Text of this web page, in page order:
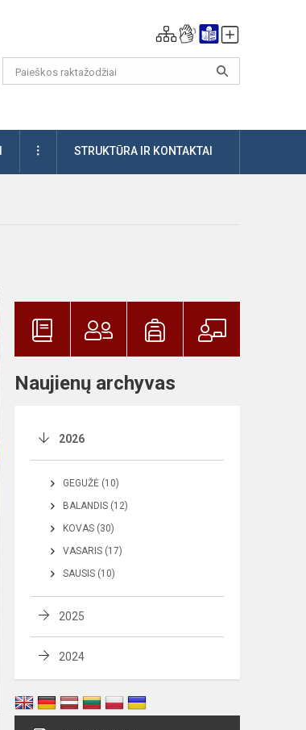
DAUGIAUSTRUKTŪRA IR KONTAKTAI
Naujienų archyvas
2026
GEGUŽĖ (10)
BALANDIS (12)
KOVAS (30)
VASARIS (17)
SAUSIS (10)
2025
2024